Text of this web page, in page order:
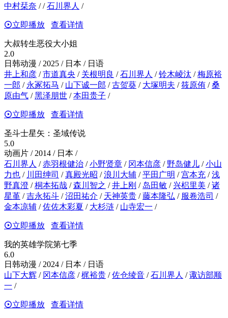
中村栞奈 //石川界人 /
立即播放 查看详情
大叔转生恶役大小姐
2.0
日韩动漫 / 2025 / 日本 / 日语
井上和彦 /市道真央 / 关根明良 /石川界人 /铃木崚汰 /梅原裕
一郎 / 永冢拓马 / 山下诚一郎 /古贺葵 / 大塚明夫 /筱原侑 /桑
原由气 /黑泽朋世 /本田贵子 /
立即播放 查看详情
圣斗士星矢：圣域传说
5.0
动画片 / 2014 / 日本 /
石川界人 /赤羽根健治 /小野贤章 / 冈本信彦 / 野岛健儿 /小山
力也 / 川田绅司 /真殿光昭 /浪川大辅 /平田广明 /宫本充 /浅
野真澄 /桐本拓哉 /森川智之 /井上刚 / 岛田敏 / 兴梠里美 /诸
星堇 /吉永拓斗 /沼田祐介 / 天神英贵 /藤本隆弘 / 服卷浩司 /
金本凉辅 /佐佐木彩夏 / 大杉涟 / 山寺宏一 /
立即播放 查看详情
我的英雄学院第七季
6.0
日韩动漫 / 2024 / 日本 / 日语
山下大辉 / 冈本信彦 /梶裕贵 /佐仓绫音 /石川界人 /诹访部顺
一 /
立即播放 查看详情